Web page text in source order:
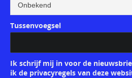
Tussenvoegsel
Ik schrijf mij in voor de
ik de privacyregels van deze